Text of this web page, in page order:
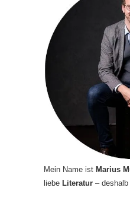
Mein Name ist Marius
liebe Literatur –